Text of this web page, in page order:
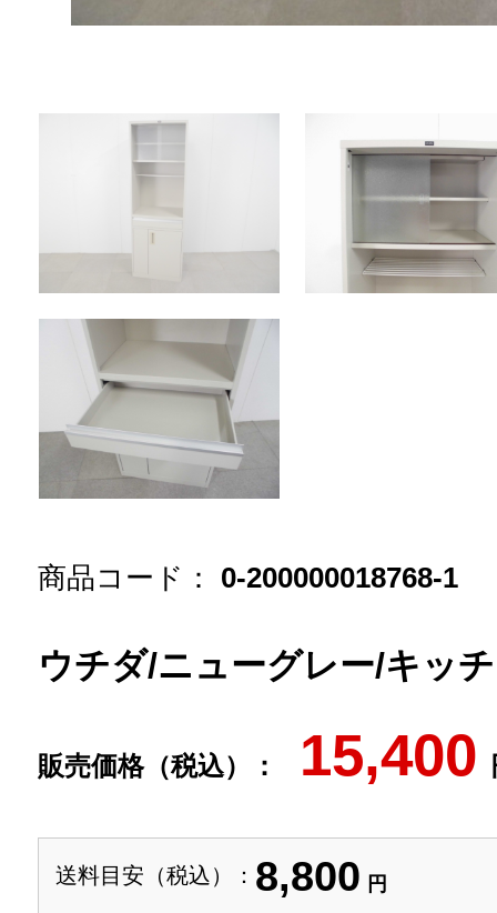
商品コード： 0-200000018768-1
ウチダ/ニューグレー/キッ
販売価格（税込）： 15,400
送料目安（税込）： 8,800 円